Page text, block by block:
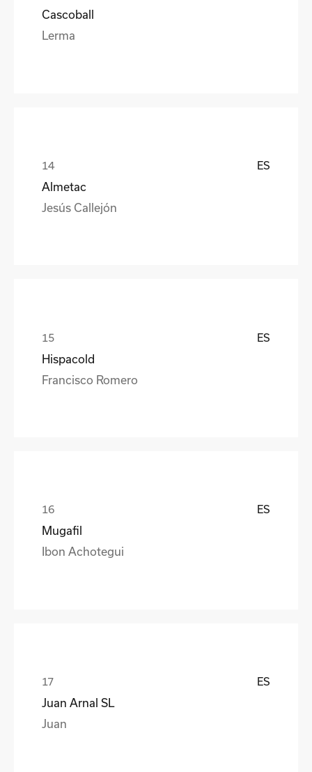
Cascoball
Lerma
ES
Almetac
Jesús Callejón
ES
Hispacold
Francisco Romero
ES
Mugafil
Ibon Achotegui
ES
Juan Arnal SL
Juan